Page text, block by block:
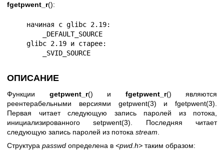
fgetpwent_r():
        _SVID_SOURCE
ОПИСАНИЕ
Функции getpwent_r() и fgetpwent_r() являются
реентерабельными версиями getpwent(3) и fgetpwent(3)
Первая читает следующую запись паролей из потока,
инициализированногоsetpwent(3) . Последняя читает
следующую запись паролей из потока stream
Структура passwd определена в <pwd.h> таким образом: